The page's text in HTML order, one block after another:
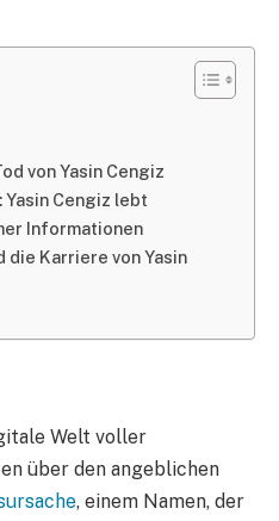
von Yasin Cengiz
Cengiz lebt
Informationen
die Karriere von Yasin
Welt voller
über den angeblichen
, einem Namen, der